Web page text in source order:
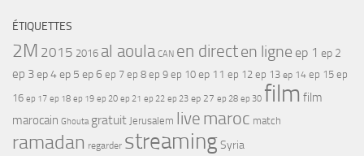
ÉTIQUETTES
2M 2015 2016 al aoula CAN en directen ligne ep 1 ep 2
ep 3ep 4ep 5 ep 6 ep 7 ep 8 ep 9 ep 10 ep 11 ep 12 ep 13 ep 14 ep 15 ep
16 ep 17 ep 18 ep 19 ep 20 ep 21 ep 22 ep 23 ep 27 ep 28 ep 30 film film
marocain Ghouta gratuit Jerusalem live maroc match
ramadan regarder streamingSyria